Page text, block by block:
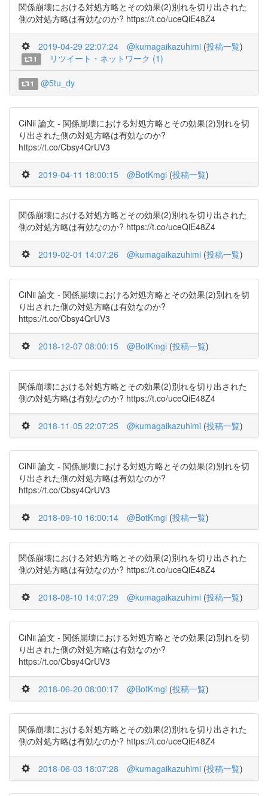
関係崩壊における対処方略とその効果(2)別れを切り出された
側の対処方略は有効なのか? https://t.co/uceQiE48Z4
2019-04-29 22:07:24 @kumagaikazuhimi (投稿一覧)
1 リツイート・ネットワーク (1)
1 @5tu_dy
CiNii 論文 - 関係崩壊における対処方略とその効果(2)別れを切
り出された側の対処方略は有効なのか?
https://t.co/Cbsy4QrUV3
2019-04-11 18:00:15 @BotKmgi (投稿一覧)
関係崩壊における対処方略とその効果(2)別れを切り出された
側の対処方略は有効なのか? https://t.co/uceQiE48Z4
2019-02-01 14:07:26 @kumagaikazuhimi (投稿一覧)
CiNii 論文 - 関係崩壊における対処方略とその効果(2)別れを切
り出された側の対処方略は有効なのか?
https://t.co/Cbsy4QrUV3
2018-12-07 08:00:15 @BotKmgi (投稿一覧)
関係崩壊における対処方略とその効果(2)別れを切り出された
側の対処方略は有効なのか? https://t.co/uceQiE48Z4
2018-11-05 22:07:25 @kumagaikazuhimi (投稿一覧)
CiNii 論文 - 関係崩壊における対処方略とその効果(2)別れを切
り出された側の対処方略は有効なのか?
https://t.co/Cbsy4QrUV3
2018-09-10 16:00:14 @BotKmgi (投稿一覧)
関係崩壊における対処方略とその効果(2)別れを切り出された
側の対処方略は有効なのか? https://t.co/uceQiE48Z4
2018-08-10 14:07:29 @kumagaikazuhimi (投稿一覧)
CiNii 論文 - 関係崩壊における対処方略とその効果(2)別れを切
り出された側の対処方略は有効なのか?
https://t.co/Cbsy4QrUV3
2018-06-20 08:00:17 @BotKmgi (投稿一覧)
関係崩壊における対処方略とその効果(2)別れを切り出された
側の対処方略は有効なのか? https://t.co/uceQiE48Z4
2018-06-03 18:07:28 @kumagaikazuhimi (投稿一覧)